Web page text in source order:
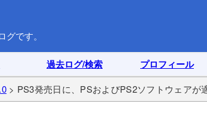
です。
過去ログ/検索 プロフィール
> PS3発売日に、PSおよびPS2ソフトウェアが